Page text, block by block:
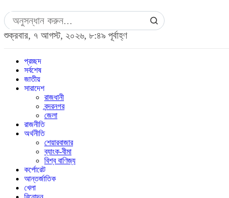
শুক্রবার, ৭ আগস্ট, ২০২৬, ৮:৪৯ পূর্বাহ্ণ
প্রচ্ছদ
সর্বশেষ
জাতীয়
সারাদেশ
রাজধানী
বন্দরনগর
জেলা
রাজনীতি
অর্থনীতি
শেয়ারবাজার
ব্যাংক-বীমা
বিশ্ব বাণিজ্য
কর্পোরেট
আন্তর্জাতিক
খেলা